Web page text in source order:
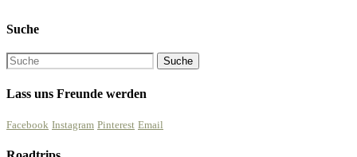
Suche
Lass uns Freunde werden
Facebook Instagram Pinterest Email